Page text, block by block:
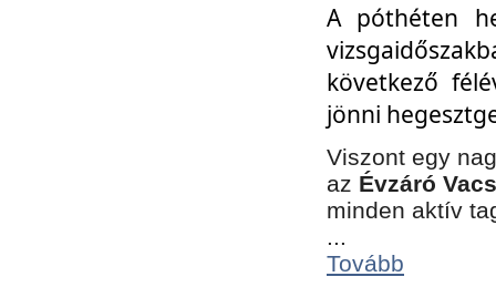
A póthéten
következő
jönni
Viszont egy
az Évzáró
minden aktív
...
Tovább